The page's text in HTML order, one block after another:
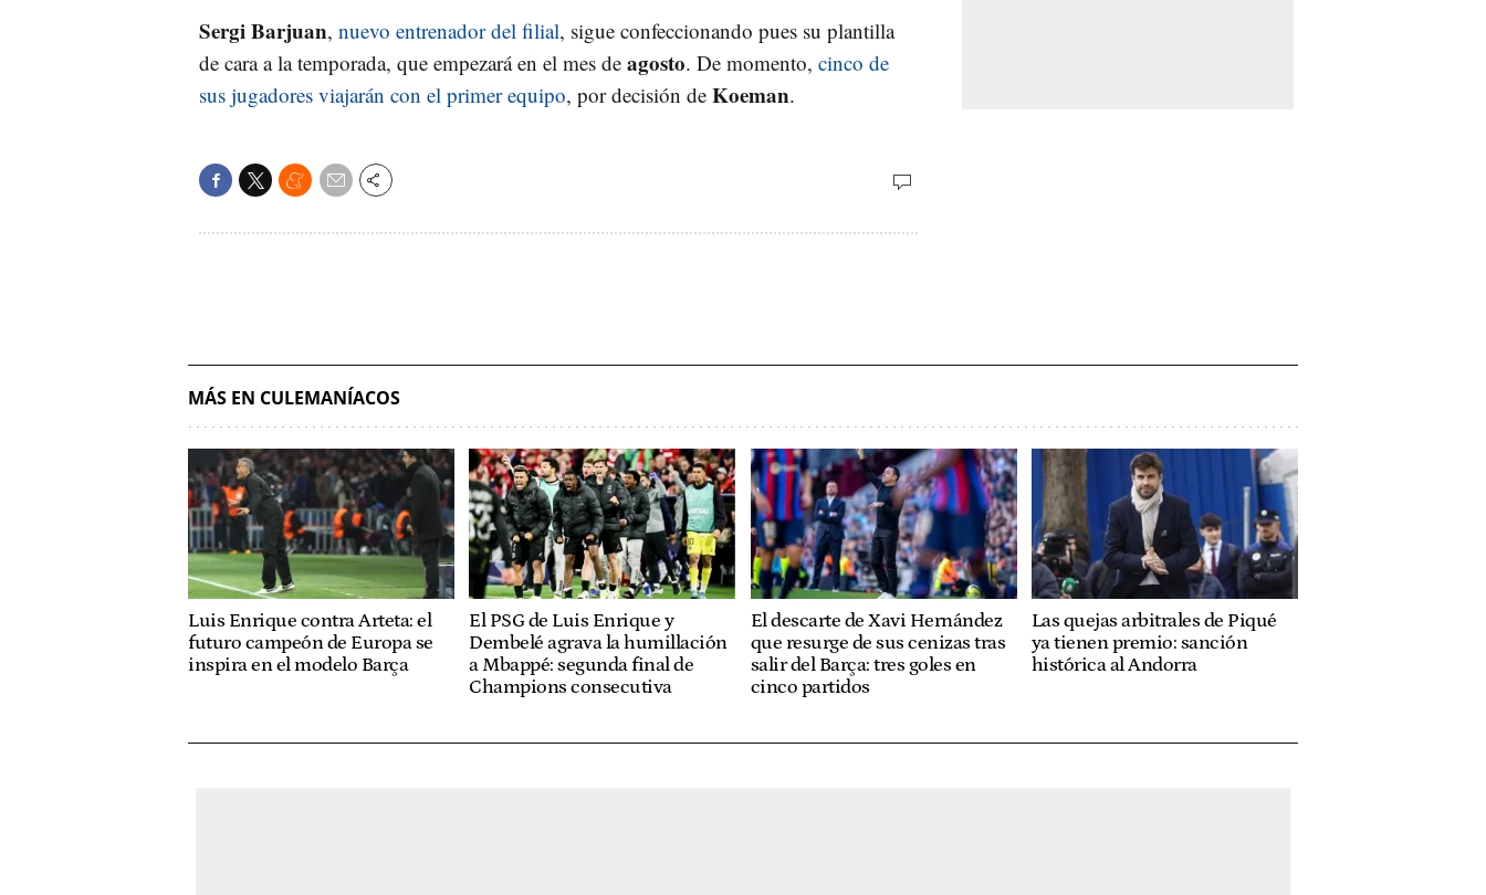
Sergi Barjuan, nuevo entrenador del filial, sigue confeccionando pues su plantilla
de cara a la temporada, que empezará en el mes de agosto. De momento, cinco de
sus jugadores viajarán con el primer equipo, por decisión de Koeman.
MÁS EN CULEMANÍACOS
Luis Enrique contra Arteta: el
futuro campeón de Europa se
inspira en el modelo Barça
El PSG de Luis Enrique y
Dembelé agrava la humillación
a Mbappé: segunda final de
Champions consecutiva
El descarte de Xavi Hernández
que resurge de sus cenizas tras
salir del Barça: tres goles en
cinco partidos
Las quejas arbitrales de Piqué
ya tienen premio: sanción
histórica al Andorra